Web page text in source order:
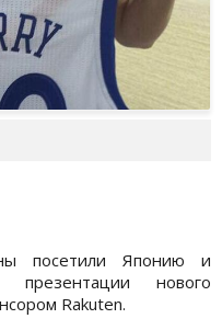
посетили Японию и
нового
Rakuten.